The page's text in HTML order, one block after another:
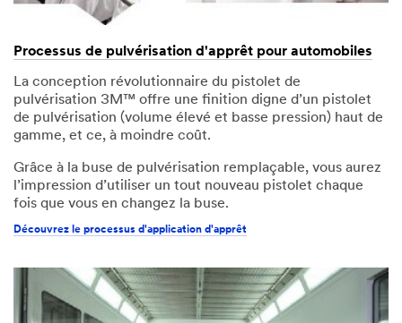
Processus de pulvérisation d'apprêt pour automobiles
La conception révolutionnaire du pistolet de
pulvérisation 3M™ offre une finition digne d’un pistolet
de pulvérisation (volume élevé et basse pression) haut de
gamme, et ce, à moindre coût.
Grâce à la buse de pulvérisation remplaçable, vous aurez
l’impression d’utiliser un tout nouveau pistolet chaque
fois que vous en changez la buse.
Découvrez le processus d'application d'apprêt